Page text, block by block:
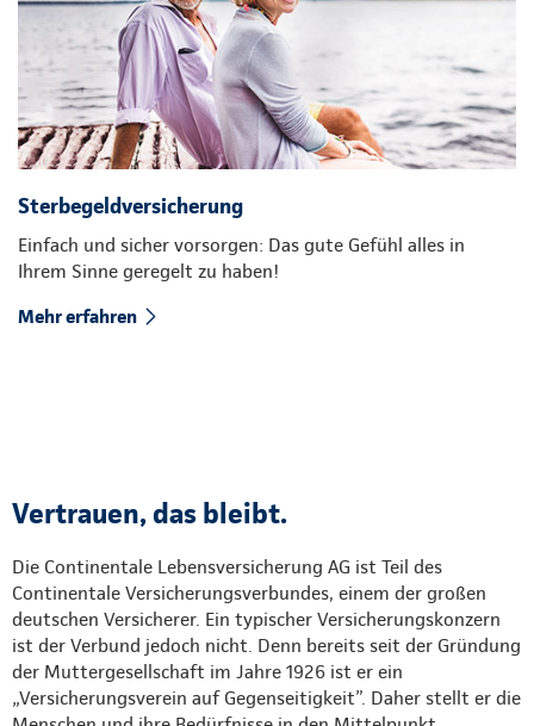
Sterbegeldversicherung
Einfach und sicher vorsorgen: Das gute Gefühl alles in
Ihrem Sinne geregelt zu haben!
Mehr erfahren
Vertrauen, das bleibt.
Die Continentale Lebensversicherung AG ist Teil des
Continentale Versicherungsverbundes, einem der großen
deutschen Versicherer. Ein typischer Versicherungskonzern
ist der Verbund jedoch nicht. Denn bereits seit der Gründung
der Muttergesellschaft im Jahre 1926 ist er ein
„Versicherungsverein auf Gegenseitigkeit”. Daher stellt er die